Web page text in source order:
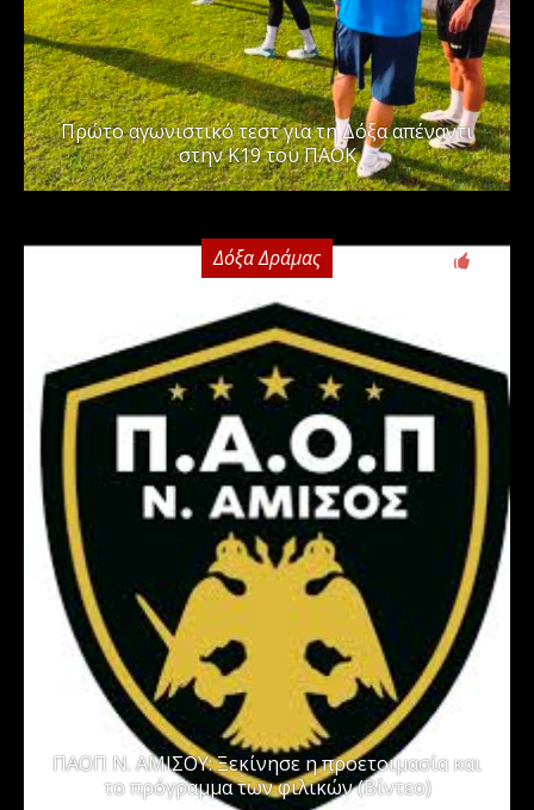
Πρώτο αγωνιστικό τεστ για τη Δόξα απέναντι
στην Κ19 του ΠΑΟΚ
Δόξα Δράμας
ΠΑΟΠ Ν. ΑΜΙΣΟΥ: Ξεκίνησε η προετοιμασία και
το πρόγραμμα των φιλικών (Βίντεο)